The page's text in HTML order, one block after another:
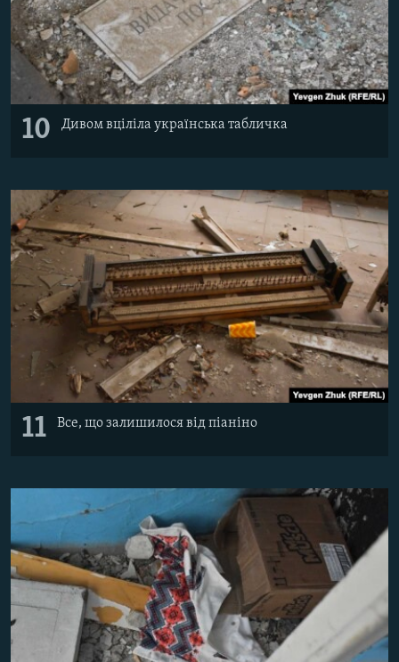
10 Дивом вціліла українська табличка
11 Все, що залишилося від піаніно